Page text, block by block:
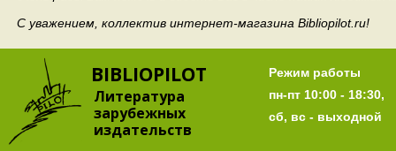
С уважением, коллектив интернет-магазина Bibliopilot.ru!
BIBLIOPILOT
Литература
зарубежных
издательств
Режим работы
пн-пт 10:00 - 18:30,
сб, вс - выходной